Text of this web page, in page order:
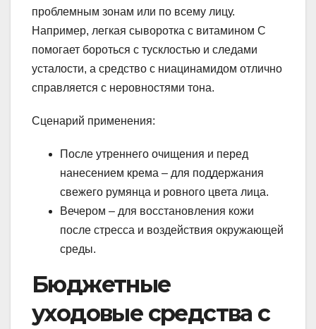
проблемным зонам или по всему лицу.
Например, легкая сыворотка с витамином С
помогает бороться с тусклостью и следами
усталости, а средство с ниацинамидом отлично
справляется с неровностями тона.
Сценарий применения:
После утреннего очищения и перед
нанесением крема – для поддержания
свежего румянца и ровного цвета лица.
Вечером – для восстановления кожи
после стресса и воздействия окружающей
среды.
Бюджетные
уходовые средства с